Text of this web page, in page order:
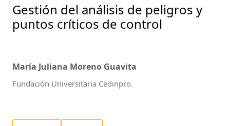
Gestión del análisis de peligros y
puntos críticos de control
María Juliana Moreno Guavita
Fundación Universitaria Cedinpro.